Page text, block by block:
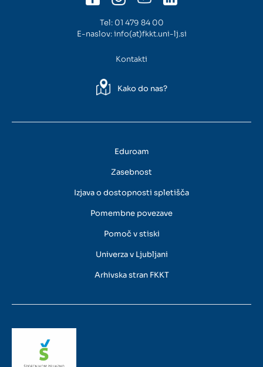
Tel: 01 479 84 00
E-naslov:info(at)fkkt.uni-lj.si
Kontakti
Kako do nas?
Eduroam
Zasebnost
Izjava o dostopnosti spletišča
Pomembne povezave
Pomoč v stiski
Univerza v Ljubljani
Arhivska stran FKKT